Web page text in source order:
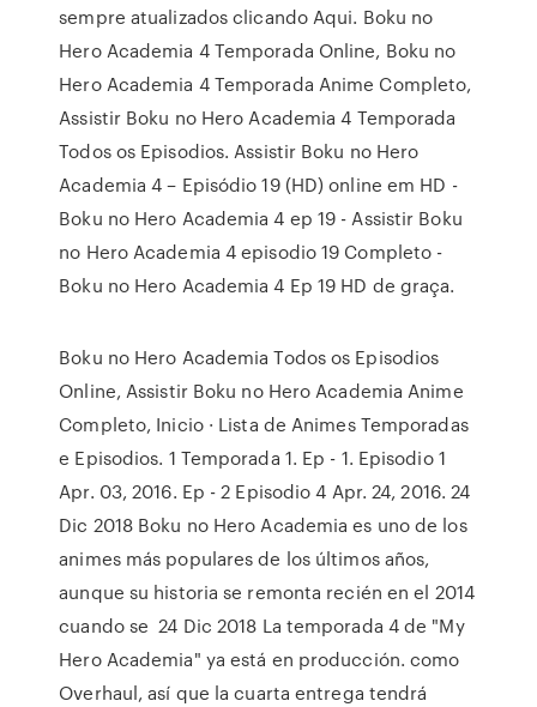
sempre atualizados clicando Aqui. Boku no
Hero Academia 4 Temporada Online, Boku no
Hero Academia 4 Temporada Anime Completo,
Assistir Boku no Hero Academia 4 Temporada
Todos os Episodios. Assistir Boku no Hero
Academia 4 – Episódio 19 (HD) online em HD -
Boku no Hero Academia 4 ep 19 - Assistir Boku
no Hero Academia 4 episodio 19 Completo -
Boku no Hero Academia 4 Ep 19 HD de graça.
Boku no Hero Academia Todos os Episodios
Online, Assistir Boku no Hero Academia Anime
Completo, Inicio · Lista de Animes Temporadas
e Episodios. 1 Temporada 1. Ep - 1. Episodio 1
Apr. 03, 2016. Ep - 2 Episodio 4 Apr. 24, 2016. 24
Dic 2018 Boku no Hero Academia es uno de los
animes más populares de los últimos años,
aunque su historia se remonta recién en el 2014
cuando se 24 Dic 2018 La temporada 4 de "My
Hero Academia" ya está en producción. como
Overhaul, así que la cuarta entrega tendrá